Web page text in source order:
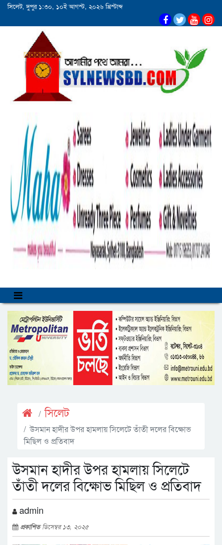
সিলেট, দুপুর ১:৩০, ১০ই আগস্ট, ২০২৬ খ্রিস্টাব্দ
সিলেট
উসমান হাদীর উপর হামলায় সিলেটে তাঁতী দলের বিক্ষোভ
মিছিল ও প্রতিবাদ
উসমান হাদীর উপর হামলায় সিলেটে
তাঁতী দলের বিক্ষোভ মিছিল ও প্রতিবাদ
admin
প্রকাশিতডিসেম্বর ১৩, ২০২৫